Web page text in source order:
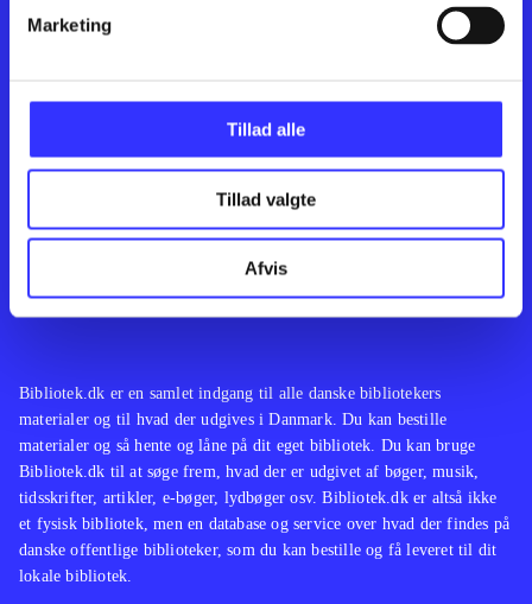
Marketing
Tillad alle
Tillad valgte
Afvis Feedback
Bibliotek.dk er en samlet indgang til alle danske bibliotekers
materialer og til hvad der udgives i Danmark. Du kan bestille
materialer og så hente og låne på dit eget bibliotek. Du kan bruge
Bibliotek.dk til at søge frem, hvad der er udgivet af bøger, musik,
tidsskrifter, artikler, e-bøger, lydbøger osv. Bibliotek.dk er altså ikke
et fysisk bibliotek, men en database og service over hvad der findes på
danske offentlige biblioteker, som du kan bestille og få leveret til dit
lokale bibliotek.
Kontakt os
English
Artikler
Film
Musik
Noder